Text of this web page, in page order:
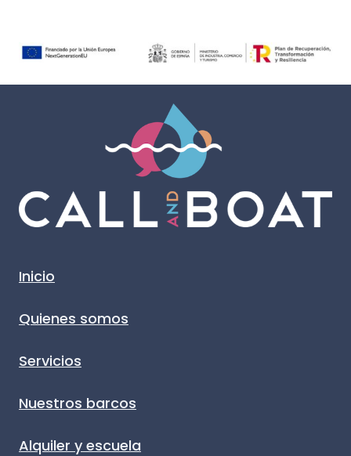
Inicio
Quienes somos
Servicios
Nuestros barcos
Alquiler y escuela